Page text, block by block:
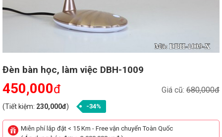
Đèn bàn học, làm việc DBH-1009
Giá cũ: 680,000đ
450,000đ
(Tiết kiệm: 230,000đ) -34%
Miễn phí lắp đặt < 15 Km - Free vận chuyển Toàn Quốc